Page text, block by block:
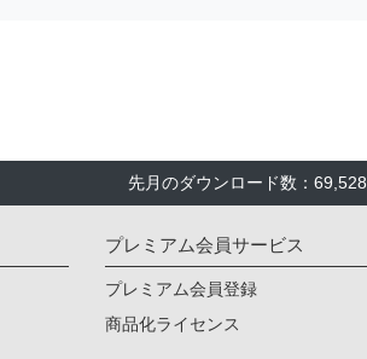
先月のダウンロード数：69,528
プレミアム会員サービス
プレミアム会員登録
商品化ライセンス